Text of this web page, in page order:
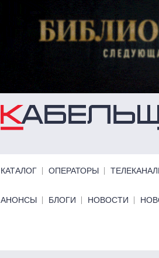
КАТАЛОГ ОПЕРАТОРЫ
Primary links bottom
АНОНСЫ БЛОГИ НОВОСТИ